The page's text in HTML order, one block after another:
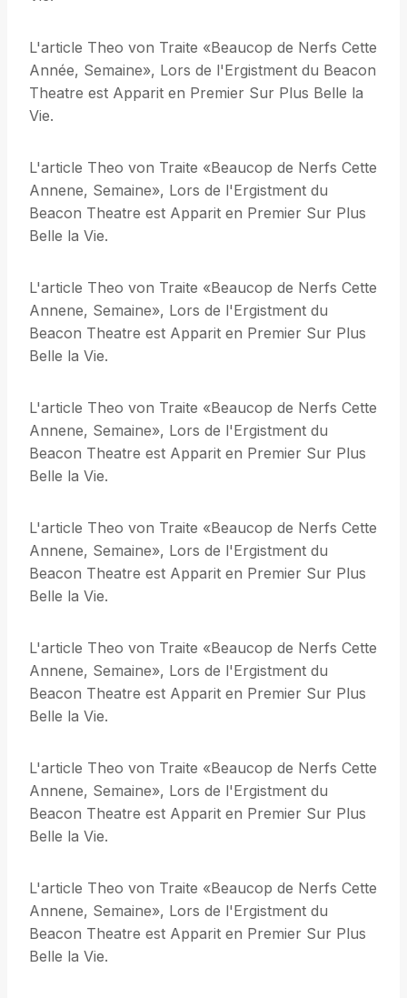
L'article Theo von Traite «Beaucop de Nerfs Cette
Année, Semaine», Lors de l'Ergistment du Beacon
Theatre est Apparit en Premier Sur Plus Belle la
Vie.
L'article Theo von Traite «Beaucop de Nerfs Cette
Annene, Semaine», Lors de l'Ergistment du
Beacon Theatre est Apparit en Premier Sur Plus
Belle la Vie.
L'article Theo von Traite «Beaucop de Nerfs Cette
Annene, Semaine», Lors de l'Ergistment du
Beacon Theatre est Apparit en Premier Sur Plus
Belle la Vie.
L'article Theo von Traite «Beaucop de Nerfs Cette
Annene, Semaine», Lors de l'Ergistment du
Beacon Theatre est Apparit en Premier Sur Plus
Belle la Vie.
L'article Theo von Traite «Beaucop de Nerfs Cette
Annene, Semaine», Lors de l'Ergistment du
Beacon Theatre est Apparit en Premier Sur Plus
Belle la Vie.
L'article Theo von Traite «Beaucop de Nerfs Cette
Annene, Semaine», Lors de l'Ergistment du
Beacon Theatre est Apparit en Premier Sur Plus
Belle la Vie.
L'article Theo von Traite «Beaucop de Nerfs Cette
Annene, Semaine», Lors de l'Ergistment du
Beacon Theatre est Apparit en Premier Sur Plus
Belle la Vie.
L'article Theo von Traite «Beaucop de Nerfs Cette
Annene, Semaine», Lors de l'Ergistment du
Beacon Theatre est Apparit en Premier Sur Plus
Belle la Vie.